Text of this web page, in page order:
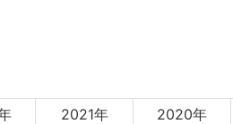
2021年 2020年
責事項